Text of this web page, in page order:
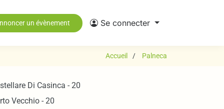
un évènement Se connecter
Accueil Palneca
Di Casinca - 20
Vecchio - 20